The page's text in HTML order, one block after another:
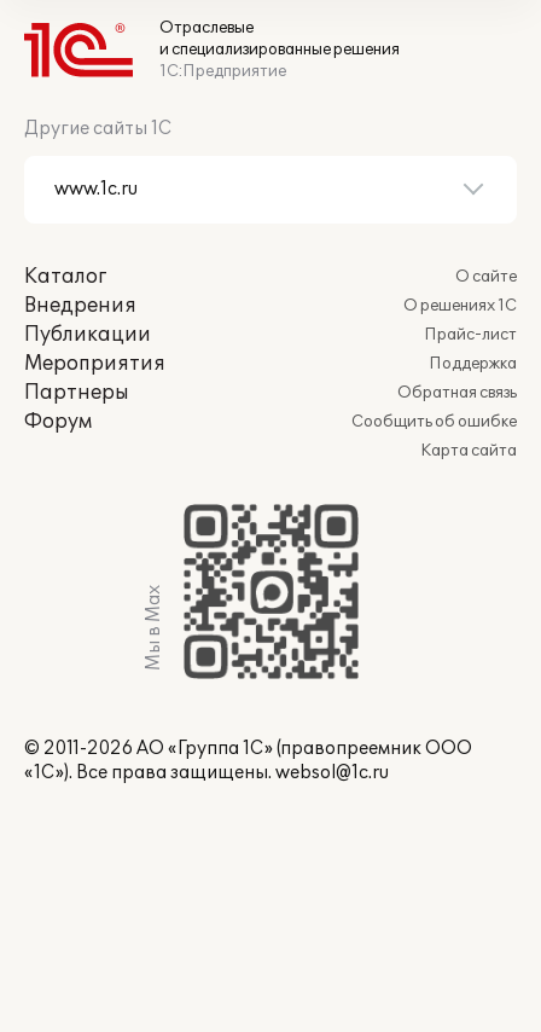
Отраслевые
и специализированные решения
1С:Предприятие
Другие сайты 1С
Каталог
Внедрения
Публикации
Мероприятия
Партнеры
Форум
О сайте
О решениях 1С
Прайс-лист
Поддержка
Обратная связь
Сообщить об ошибке
Карта сайта
Мы в Max
© 2011-2026 АО «Группа 1С» (правопреемник ООО
«1С»). Все права защищены. websol@1c.ru